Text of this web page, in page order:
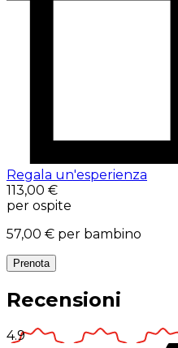
Regala un'esperienza
113,00 €
per ospite
57,00 € per bambino
Prenota
Recensioni
4.9